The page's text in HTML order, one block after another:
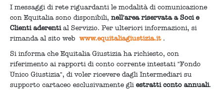
I messaggi di rete riguardanti le modalità di comunicazione
con Equitalia sono disponibili,nell'area riservata a Soci e
Clienti aderential Servizio. Per ulteriori informazioni, si
rimanda al sito web www.equitaliagiustizia.it .
Si informa che Equitalia Giustizia ha richiesto, con
riferimento ai rapporti di conto corrente intestati "Fondo
Unico Giustizia", di voler ricevere dagli Intermediari su
supporto cartaceo esclusivamente gliestratti conto annuali.